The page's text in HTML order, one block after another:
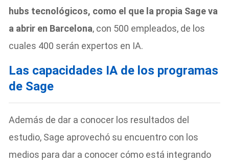
hubs tecnológicos, como el que la propia Sage va
a abrir en Barcelona, con 500 empleados, de los
cuales 400 serán expertos en IA.
Las capacidades IA de los programas
de Sage
Además de dar a conocer los resultados del
estudio, Sage aprovechó su encuentro con los
medios para dar a conocer cómo está integrando